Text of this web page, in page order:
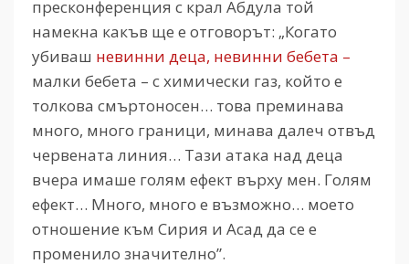
пресконференция с крал Абдула той
намекна какъв ще е отговорът: „Когато
убиваш невинни деца, невинни бебета –
малки бебета – с химически газ, който е
толкова смъртоносен… това преминава
много, много граници, минава далеч отвъд
червената линия… Тази атака над деца
вчера имаше голям ефект върху мен. Голям
ефект… Много, много е възможно… моето
отношение към Сирия и Асад да се е
променило значително”.